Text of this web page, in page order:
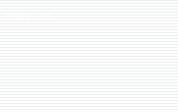
Width:1344